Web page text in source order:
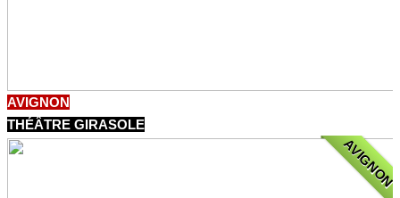
AVIGNON
THÉÂTRE GIRASOLE
AVIGNON